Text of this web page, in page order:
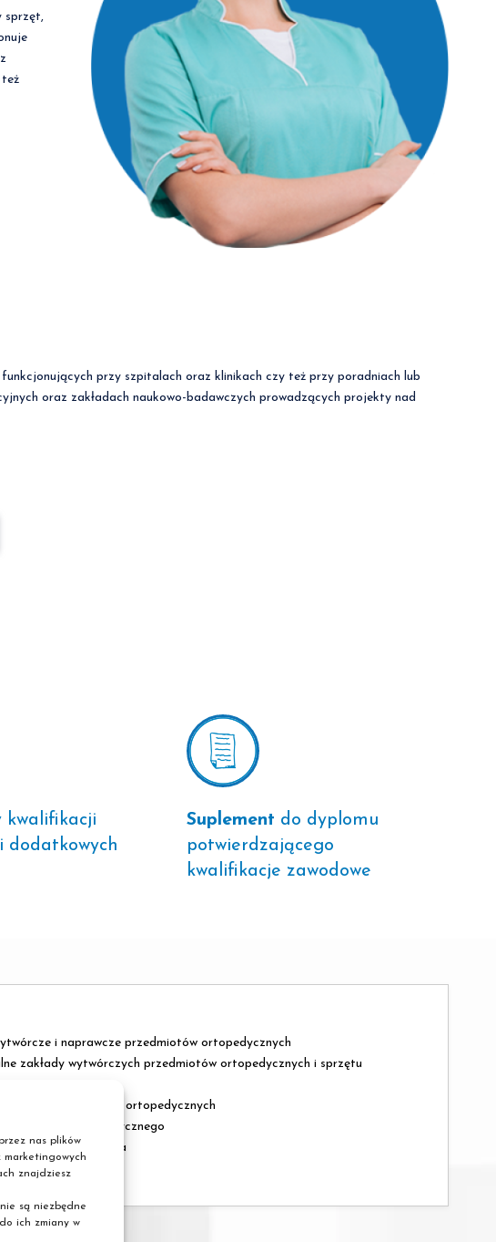
nas plików
marketingowych
znajdziesz
są niezbędne
ich zmiany w
sprzęt,
też
przy szpitalach oraz klinikach czy też przy poradniach lub
oraz zakładach naukowo-badawczych prowadzących projekty nad
kwalifikacji
dodatkowych
Suplement do dyplomu
potwierdzającego
kwalifikacje zawodowe
i naprawcze przedmiotów ortopedycznych
zakłady wytwórczych przedmiotów ortopedycznych i sprzętu
przedmiotów ortopedycznych
ortopedycznego
gospodarcza